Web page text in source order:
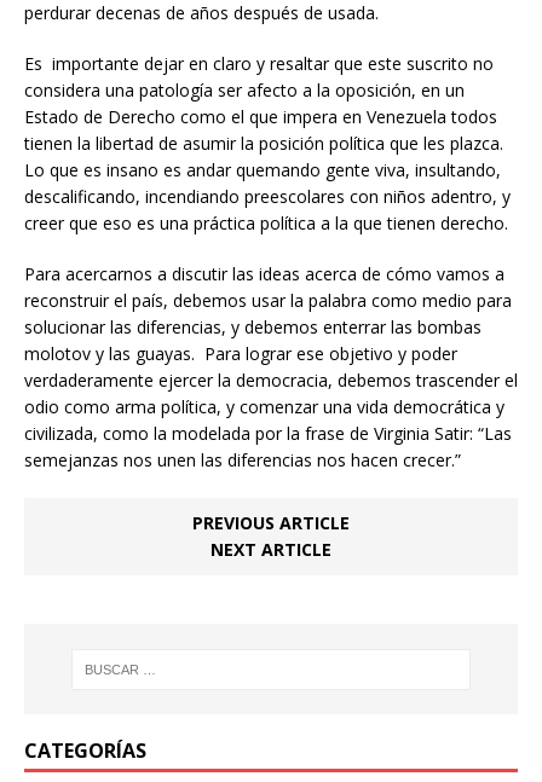
perdurar decenas de años después de usada.
Es importante dejar en claro y resaltar que este suscrito no
considera una patología ser afecto a la oposición, en un
Estado de Derecho como el que impera en Venezuela todos
tienen la libertad de asumir la posición política que les plazca.
Lo que es insano es andar quemando gente viva, insultando,
descalificando, incendiando preescolares con niños adentro, y
creer que eso es una práctica política a la que tienen derecho.
Para acercarnos a discutir las ideas acerca de cómo vamos a
reconstruir el país, debemos usar la palabra como medio para
solucionar las diferencias, y debemos enterrar las bombas
molotov y las guayas. Para lograr ese objetivo y poder
verdaderamente ejercer la democracia, debemos trascender el
odio como arma política, y comenzar una vida democrática y
civilizada, como la modelada por la frase de Virginia Satir: “Las
semejanzas nos unen las diferencias nos hacen crecer.”
PREVIOUS ARTICLE
NEXT ARTICLE
CATEGORÍAS